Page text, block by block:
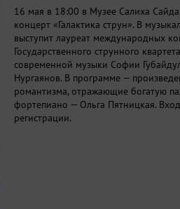
16 мая в 18:00 в Музее Салиха
концерт «Галактика струн». В
выступит лауреат международных
Государственного струнного
современной музыки Софии
Нургаянов. В программе —
романтизма, отражающие богатую
фортепиано — Ольга Пятницкая.
регистрации.